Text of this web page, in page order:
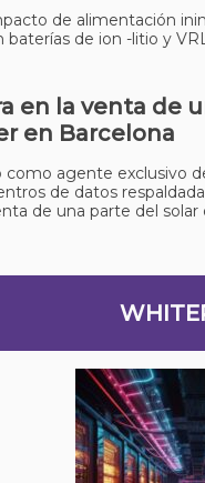
de alimentación
baterías de ion -litio y
en la venta de
en Barcelona
como agente exclusivo
de datos
de una parte del solar